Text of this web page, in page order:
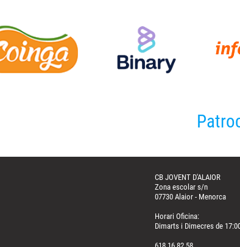
CB JOVENT D'ALAIOR
Zona escolar s/n
07730 Alaior - Menorca
Horari Oficina:
Dimarts i Dimecres de